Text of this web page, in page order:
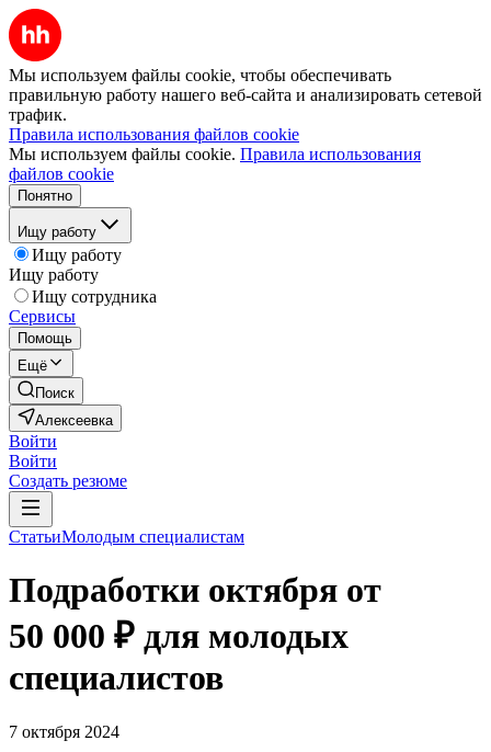
Мы используем файлы cookie, чтобы обеспечивать
правильную работу нашего веб-сайта и анализировать сетевой
трафик.
Правила использования файлов cookie
Мы используем файлы cookie. Правила использования
файлов cookie
Понятно
Ищу работу
Ищу работу
Ищу работу
Ищу сотрудника
Сервисы
Помощь
Ещё
Поиск
Алексеевка
Войти
Войти
Создать резюме
СтатьиМолодым специалистам
Подработки октября от
50 000 ₽ для молодых
специалистов
7 октября 2024